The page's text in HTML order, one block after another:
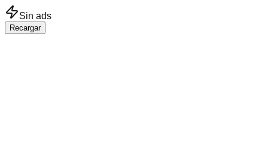
Saltar al contenido principal
Sin ads
Recargar